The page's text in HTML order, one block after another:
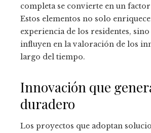
completa se convierte en un
Estos elementos no solo
experiencia de los residentes, sino
influyen en la valoración de los
largo del tiempo.
Innovación que
duradero
Los proyectos que adoptan